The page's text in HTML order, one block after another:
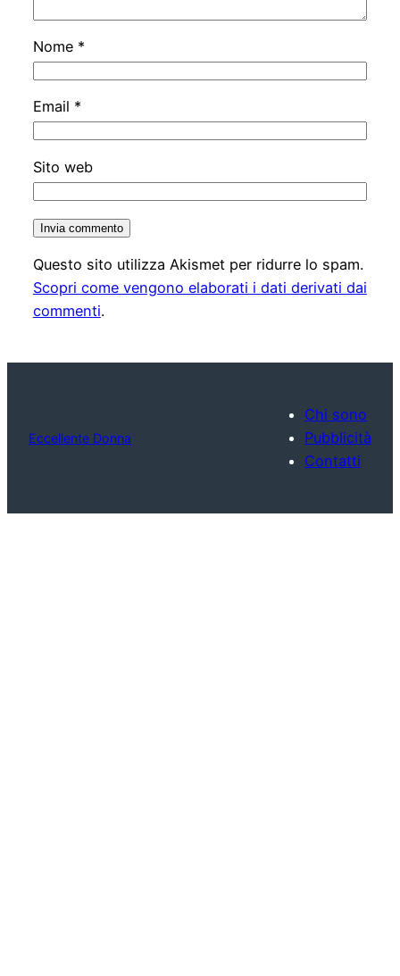
Nome *
Email *
Sito web
Questo sito utilizza Akismet per ridurre lo spam.
Scopri come vengono elaborati i dati derivati dai
commenti.
Eccellente Donna
Chi sono
Pubblicità
Contatti